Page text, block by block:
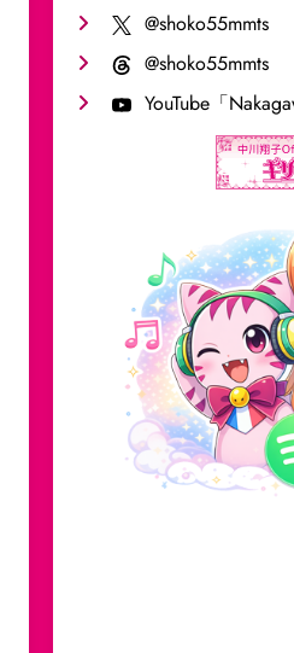
@shoko55mmts
@shoko55mmts
YouTube「